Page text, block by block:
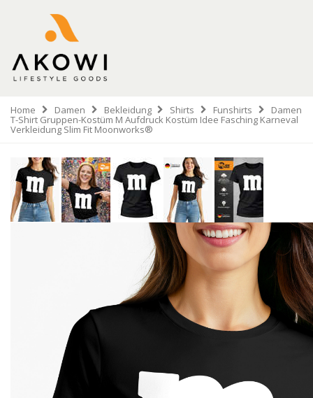
Home Damen Bekleidung Shirts Funshirts Damen
T-Shirt Gruppen-Kostüm M Aufdruck Kostüm Idee Fasching Karneval
Verkleidung Slim Fit Moonworks®